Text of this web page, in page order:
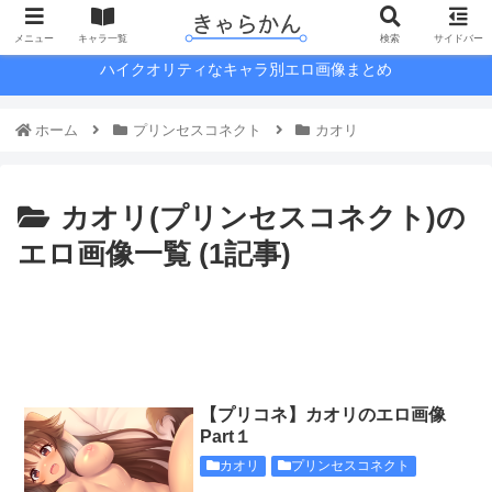
ハイクオリティなキャラ別エロ画像まとめ
ホーム プリンセスコネクト カオリ
カオリ(プリンセスコネクト)の
エロ画像一覧 (1記事)
【プリコネ】カオリのエロ画像
Part１
カオリ プリンセスコネクト
メニュー キャラ一覧 検索 サイドバー